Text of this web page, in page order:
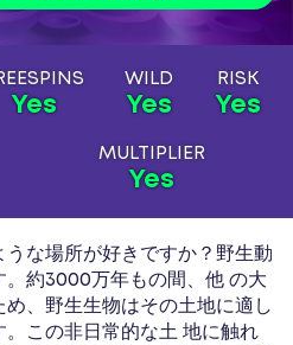
Yes
WILD
Yes
RISK
Yes
MULTIPLIER
Yes
な場所が好きですか？野生動
。約3000万年もの間、他 の大
、野生生物はその土地に適し
この非日常的な土 地に触れ